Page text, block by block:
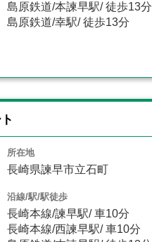
島原鉄道/本諫早駅/ 徒歩13分
島原鉄道/幸駅/ 徒歩13分
所在地
長崎県諫早市立石町
沿線/駅/駅徒歩
長崎本線/諫早駅/ 車10分
長崎本線/西諫早駅/ 車10分